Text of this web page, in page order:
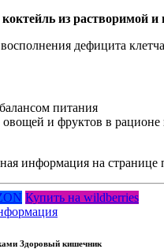
из растворимой и
дефицита
питания
и фруктов в рационе
информация на странице
Купить на wildberries
Здоровый кишечник